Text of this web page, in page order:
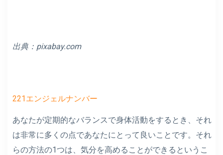
出典：pixabay.com
221エンジェルナンバー
あなたが定期的なバランスで身体活動をするとき、それ
は非常に多くの点であなたにとって良いことです。それ
らの方法の1つは、気分を高めることができるというこ